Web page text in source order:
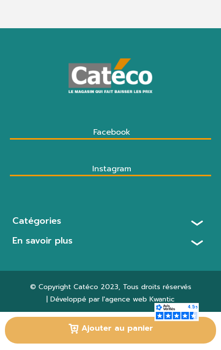
Ajouter au panier
Facebook
Instagram
Catégories
En savoir plus
© Copyright Catéco 2023, Tous droits réservés
| Développé par l'agence web Kwantic
Paramètres des cookies